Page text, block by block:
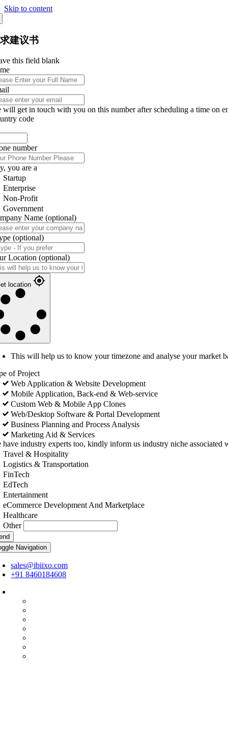
Skip to content
建议书
this field blank
will get in touch with you on this number after scheduling a time on
code
number
you are a
Startup
Enterprise
Non-Profit
Government
Name (optional)
(optional)
Location (optional)
location
This will help us to know your timezone and analyse your market
of Project
Web Application & Website Development
Mobile Application, Back-end & Web-service
Custom Web & Mobile App Clones
Web/Desktop Software & Portal Development
Business Planning and Process Analysis
Marketing Aid & Services
have industry experts too, kindly inform us industry niche associated
Travel & Hospitality
Logistics & Transportation
FinTech
EdTech
Entertainment
eCommerce Development And Marketplace
Healthcare
Other
Navigation
sales@ibiixo.com
+91 8460184608